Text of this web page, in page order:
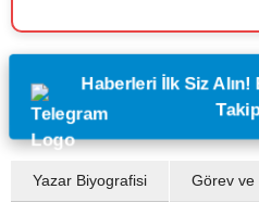
Haberleri İlk Siz
Yazar Biyografisi Görev ve